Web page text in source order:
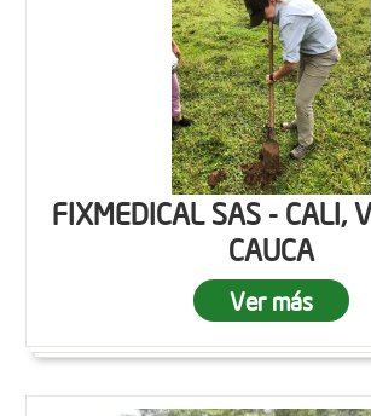
FIXMEDICAL SAS - CALI,
CAUCA
Ver más